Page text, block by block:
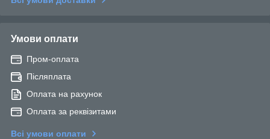
Умови оплати
Пром-оплата
Післяплата
Оплата на рахунок
Оплата за реквізитами
Всі умови оплати